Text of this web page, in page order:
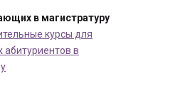
в магистратуру
курсы для
абитуриентов в